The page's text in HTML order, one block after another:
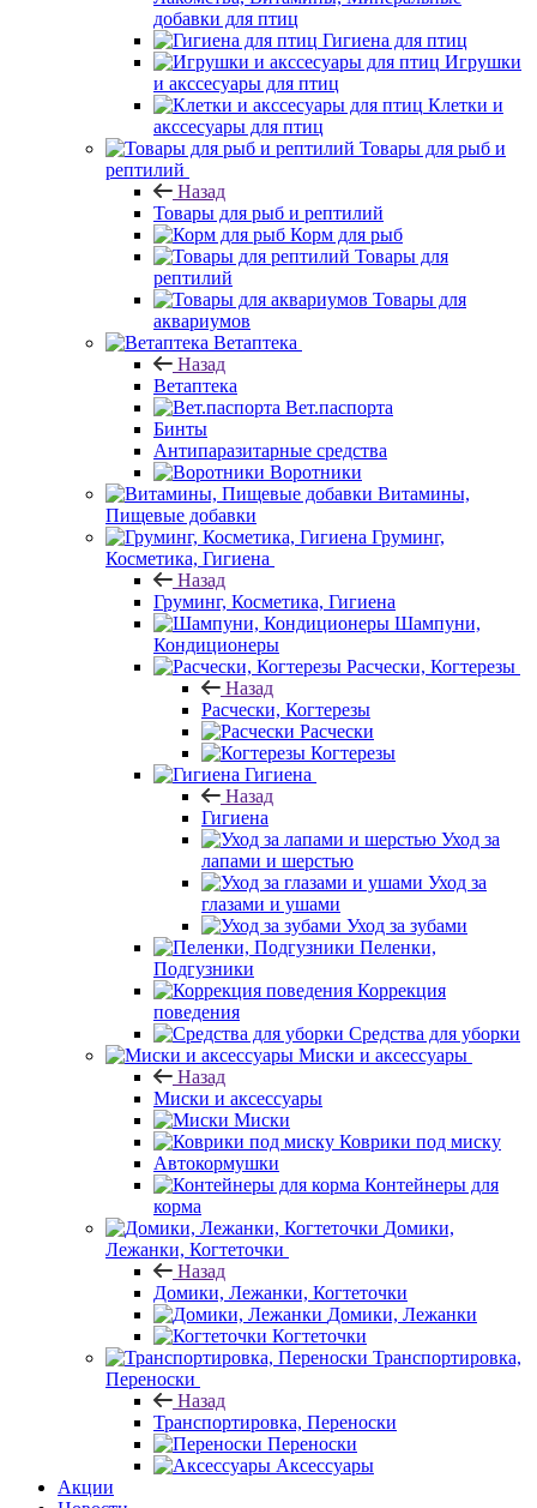
добавки для птиц
Гигиена для птиц
Игрушки
и акссесуары для птиц
Клетки и
акссесуары для птиц
Товары для рыб и
рептилий
Назад
Товары для рыб и рептилий
Корм для рыб
Товары для
рептилий
Товары для
аквариумов
Ветаптека
Назад
Ветаптека
Вет.паспорта
Бинты
Антипаразитарные средства
Воротники
Витамины,
Пищевые добавки
Груминг,
Косметика, Гигиена
Назад
Груминг, Косметика, Гигиена
Шампуни,
Кондиционеры
Расчески, Когтерезы
Назад
Расчески, Когтерезы
Расчески
Когтерезы
Гигиена
Назад
Гигиена
Уход за
лапами и шерстью
Уход за
глазами и ушами
Уход за зубами
Пеленки,
Подгузники
Коррекция
поведения
Средства для уборки
Миски и аксессуары
Назад
Миски и аксессуары
Миски
Коврики под миску
Автокормушки
Контейнеры для
корма
Домики,
Лежанки, Когтеточки
Назад
Домики, Лежанки, Когтеточки
Домики, Лежанки
Когтеточки
Транспортировка,
Переноски
Назад
Транспортировка, Переноски
Переноски
Аксессуары
Акции